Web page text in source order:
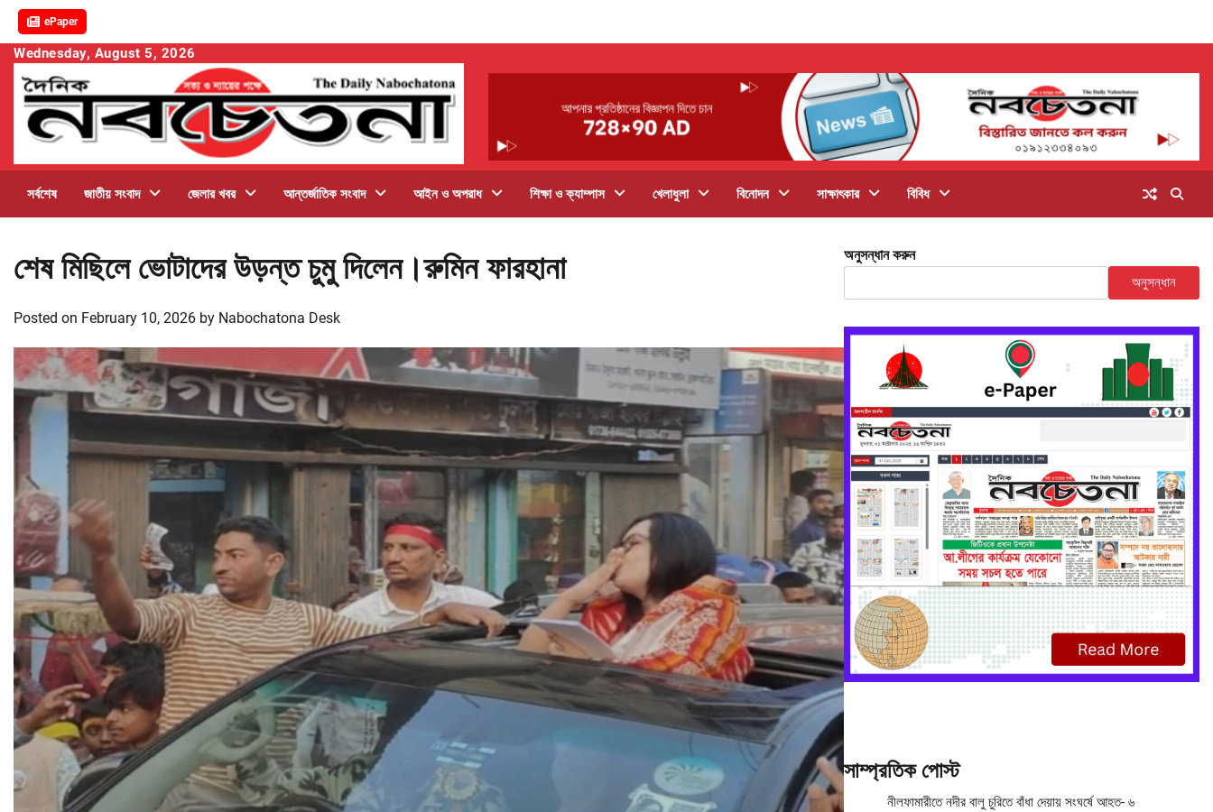
ePaper
Skip
content
Wednesday, August 5, 2026
সর্বশেষ জাতীয় সংবাদ জেলার খবর আন্তর্জাতিক সংবাদ আইন ও অপরাধ শিক্ষা ও ক্যাম্পাস খেলাধুলা বিনোদন সাক্ষাৎকার বিবিধ
শেষ মিছিলে ভোটাদের উড়ন্ত চুমু দিলেন।রুমিন ফারহানা
Posted on February 10, 2026 by Nabochatona Desk
অনুসন্ধান করুন
অনুসন্ধান
সাম্প্রতিক পোস্ট
নীলফামারীতে নদীর বালু চুরিতে বাঁধা দেয়ায় সংঘর্ষে আহত- ৬